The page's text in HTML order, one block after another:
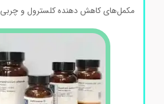
مکمل‌های کاهش دهنده کلسترول و چربی